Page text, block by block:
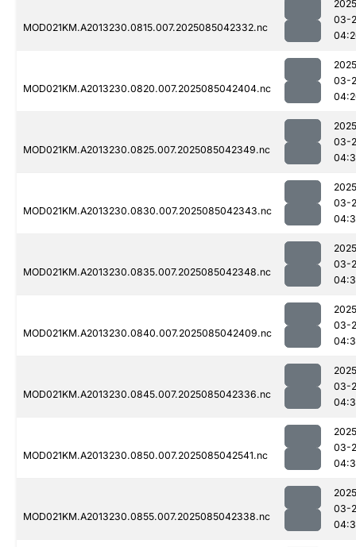
MOD021KM.A2013230.0815.007.2025085042332.nc
03-
MOD021KM.A2013230.0820.007.2025085042404.nc
03-
MOD021KM.A2013230.0825.007.2025085042349.nc
03-
MOD021KM.A2013230.0830.007.2025085042343.nc
03-
MOD021KM.A2013230.0835.007.2025085042348.nc
03-
MOD021KM.A2013230.0840.007.2025085042409.nc
03-
MOD021KM.A2013230.0845.007.2025085042336.nc
03-
MOD021KM.A2013230.0850.007.2025085042541.nc
03-
MOD021KM.A2013230.0855.007.2025085042338.nc
03-